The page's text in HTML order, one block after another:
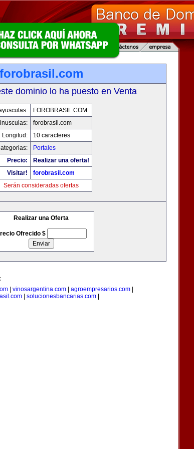
forobrasil.com
dominio lo ha puesto en Venta
FOROBRASIL.COM
forobrasil.com
Longitud:
10 caracteres
Portales
Precio:
Realizar una oferta!
Visitar!
forobrasil.com
Serán consideradas ofertas
Realizar una Oferta
Ofrecido $
vinosargentina.com agroempresarios.com
| solucionesbancarias.com|